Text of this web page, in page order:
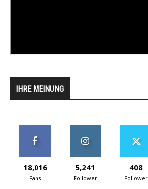
IHRE MEINUNG
18,016
Fans
5,241
Follower
408
Follower